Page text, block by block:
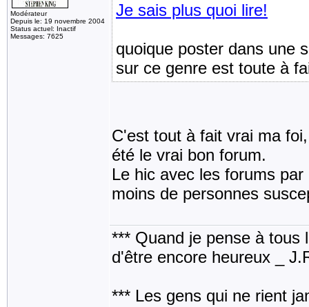
Modérateur
Depuis le: 19 novembre 2004
Status actuel: Inactif
Messages: 7625
Je sais plus quoi lire!
quoique poster dans une
sur ce genre est toute à
C'est tout à fait vrai ma
été le vrai bon forum.
Le hic avec les forums
moins de personnes
*** Quand je pense à tous
d'être encore heureux _
*** Les gens qui ne rient